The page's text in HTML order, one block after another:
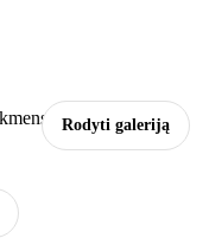
Rodyti galeriją